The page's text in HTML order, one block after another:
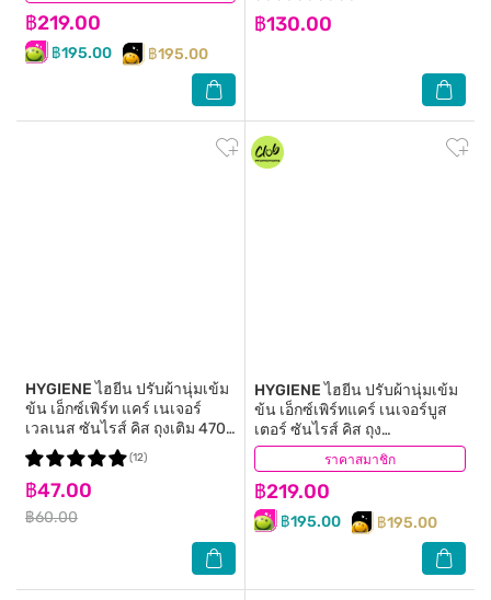
฿219.00
฿195.00 ฿195.00
฿130.00
HYGIENEไฮยีน ปรับผ้านุ่มเข้ม
ข้น เอ็กซ์เพิร์ท แคร์ เนเจอร์
เวลเนส ซันไรส์ คิส ถุงเติม 470
มล.
฿47.00
฿60.00
(12) ราคาสมาชิก
HYGIENEไฮยีน ปรับผ้านุ่มเข้ม
ข้น เอ็กซ์เพิร์ทแคร์ เนเจอร์บูส
เตอร์ ซันไรส์ คิส ถุง
เติม1000มลX2
฿219.00
฿195.00 ฿195.00
(1)